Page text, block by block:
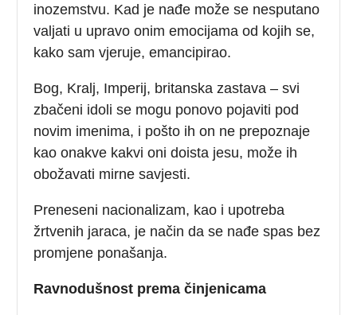
inozemstvu. Kad je nađe može se nesputano
valjati u upravo onim emocijama od kojih se,
kako sam vjeruje, emancipirao.
Bog, Kralj, Imperij, britanska zastava – svi
zbačeni idoli se mogu ponovo pojaviti pod
novim imenima, i pošto ih on ne prepoznaje
kao onakve kakvi oni doista jesu, može ih
obožavati mirne savjesti.
Preneseni nacionalizam, kao i upotreba
žrtvenih jaraca, je način da se nađe spas bez
promjene ponašanja.
Ravnodušnost prema činjenicama